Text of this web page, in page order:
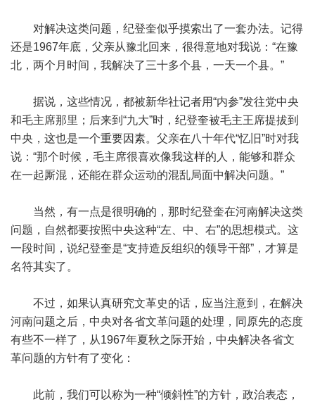
对解决这类问题，纪登奎似乎摸索出了一套办法。记得
还是1967年底，父亲从豫北回来，很得意地对我说：“在豫
北，两个月时间，我解决了三十多个县，一天一个县。”
据说，这些情况，都被新华社记者用“内参”发往党中央
和毛主席那里；后来到“九大”时，纪登奎被毛主王席提拔到
中央，这也是一个重要因素。父亲在八十年代“忆旧”时对我
说：“那个时候，毛主席很喜欢像我这样的人，能够和群众
在一起厮混，还能在群众运动的混乱局面中解决问题。”
当然，有一点是很明确的，那时纪登奎在河南解决这类
问题，自然都要按照中央这种“左、中、右”的思想模式。这
一段时间，说纪登奎是“支持造反组织的领导干部”，才算是
名符其实了。
不过，如果认真研究文革史的话，应当注意到，在解决
河南问题之后，中央对各省文革问题的处理，同原先的态度
有些不一样了，从1967年夏秋之际开始，中央解决各省文
革问题的方针有了变化：
此前，我们可以称为一种“倾斜性”的方针，政治表态，